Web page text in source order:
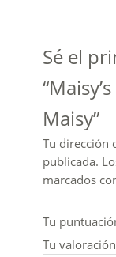
Sé el
Maisy”
Tu dirección
publicada.
marcados
Tu
Tu valoración